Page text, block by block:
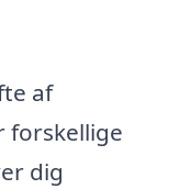
af
forskellige
dig